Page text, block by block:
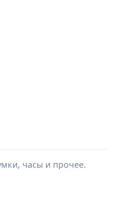
часы и прочее.